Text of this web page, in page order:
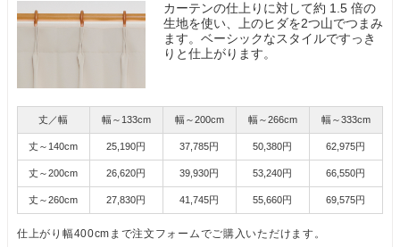
カーテンの仕上りに対して約 1.5 倍の
生地を使い、上のヒダを2つ山でつまみ
ます。ベーシックなスタイルですっき
りと仕上がります。
丈／幅
丈～140cm
丈～200cm
丈～260cm
幅～133cm
25,190円
26,620円
27,830円
幅～200cm
37,785円
39,930円
41,745円
幅～266cm
50,380円
53,240円
55,660円
幅～333cm
62,975円
66,550円
69,575円
仕上がり幅400cmまで注文フォームでご購入いただけます。